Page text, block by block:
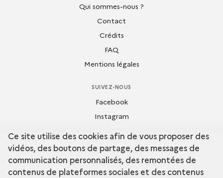
Qui sommes-nous ?
Contact
Crédits
FAQ
Mentions légales
SUIVEZ-NOUS
Facebook
Instagram
Dailymotion
Youtube
Ce site utilise des cookies afin de vous proposer des
vidéos, des boutons de partage, des messages de
communication personnalisés, des remontées de
contenus de plateformes sociales et des contenus